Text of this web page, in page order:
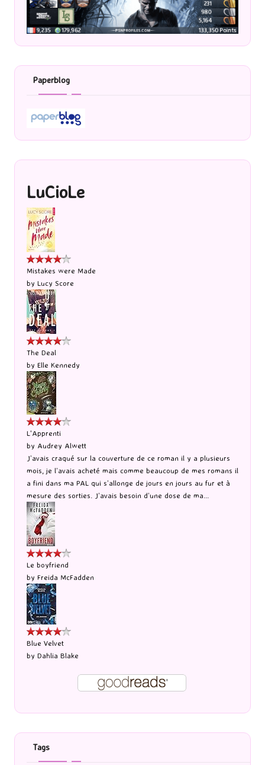
Paperblog
LuCioLe
Mistakes were Made
by Lucy Score
The Deal
by Elle Kennedy
L'Apprenti
by Audrey Alwett
J’avais craqué sur la couverture de ce roman il y a plusieurs
mois, je l’avais acheté mais comme beaucoup de mes romans il
a fini dans ma PAL qui s’allonge de jours en jours au fur et à
mesure des sorties. J’avais besoin d’une dose de ma...
Le boyfriend
by Freida McFadden
Blue Velvet
by Dahlia Blake
Tags